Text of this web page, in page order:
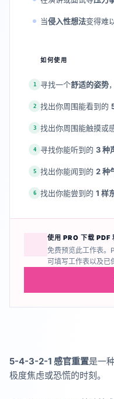
当侵入性想法变得难
如何使用
1 寻找一个舒适的姿势
2 找出你周围能看到的
3 找出你周围能触摸或
4 寻找你能听到的 3 种
5 找出你能闻到的 2 种
6 找出你能尝到的 1 样
使用 PRO 下载 PDF
免费预览此工作表。
可填写工作表以及已
5-4-3-2-1 感官重置是一
极度焦虑或恐慌的时刻。